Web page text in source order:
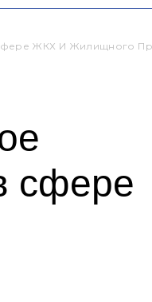
ЖКХ И Жилищного
сфере